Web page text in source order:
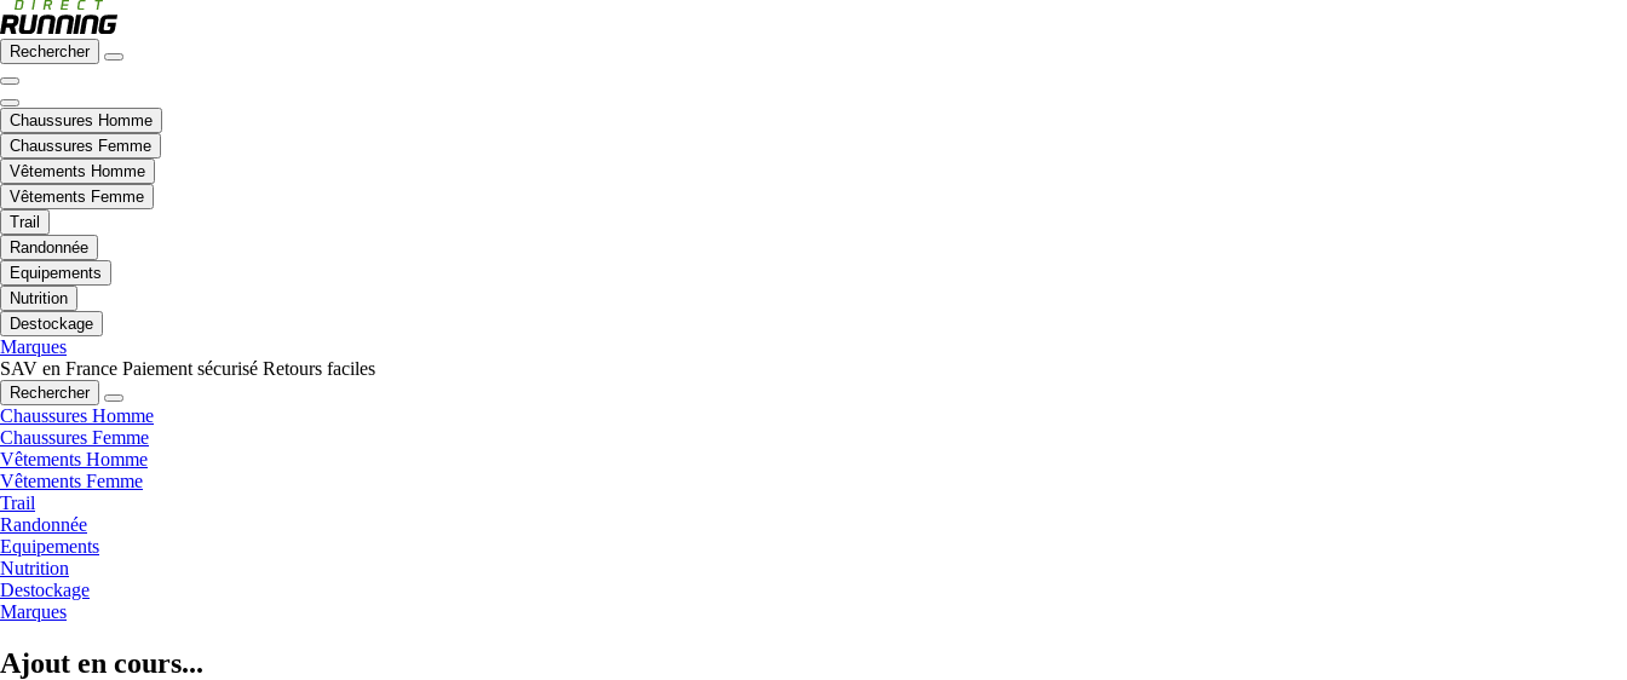
Rechercher
Chaussures Homme
Chaussures Femme
Vêtements Homme
Vêtements Femme
Trail
Randonnée
Equipements
Nutrition
Destockage
Marques
SAV en France Paiement sécurisé Retours faciles
Rechercher
Chaussures Homme
Chaussures Femme
Vêtements Homme
Vêtements Femme
Trail
Randonnée
Equipements
Nutrition
Destockage
Marques
Ajout en cours...